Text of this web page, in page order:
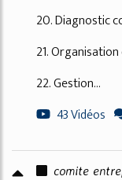
20. Diagnostic
21.
22. Gestion...
43 Vidéos
comite